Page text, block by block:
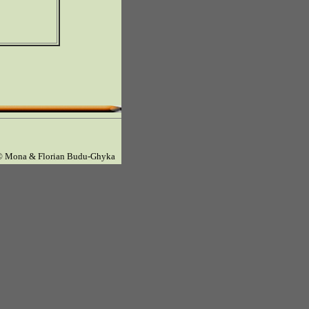
Mona & Florian Budu-Ghyka